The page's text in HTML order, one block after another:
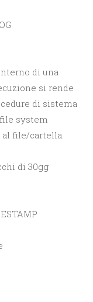
di una
si rende
di sistema
system
al file/cartella.
di 30gg